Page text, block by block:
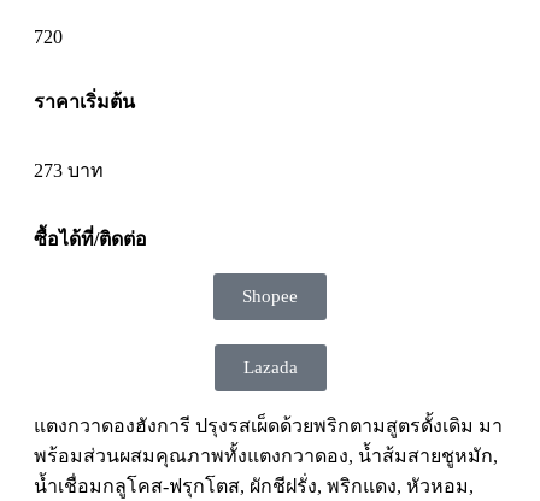
720
ราคาเริ่มต้น
273 บาท
ซื้อได้ที่/ติดต่อ
Shopee
Lazada
แตงกวาดองฮังการี ปรุงรสเผ็ดด้วยพริกตามสูตรดั้งเดิม มา
พร้อมส่วนผสมคุณภาพทั้งแตงกวาดอง, น้ำส้มสายชูหมัก,
น้ำเชื่อมกลูโคส-ฟรุกโตส, ผักชีฝรั่ง, พริกแดง, หัวหอม,